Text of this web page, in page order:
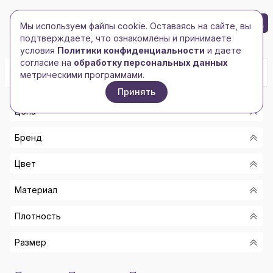
Toggle navigation
Toggle navigation
БРЕНД-ЛОГО 0
Главная/Спорт, отдых, туризм/Наборы для пикника
Цена
От
До
Бренд
-
APOLLO
HARD WORK
Цвет
ТЕМНО-КОРИЧНЕВЫЙ/БОРДОВЫЙ, СЕРЕБРИСТЫЙ
НАТУРАЛЬНЫЙ/СЕРЕБРИСТЫЙ, ЧЕРНЫЙ
ЧЕРНЫЙ С СЕРЕБРИСТЫМ
Материал
ПОЛИЭСТЕР/НЕРЖАВЕЮЩАЯ CТАЛЬ/ПЛАСТИК
СПЛИТ-КОЖА/НАТУРАЛЬНАЯ КОЖА/НЕРЖАВЕЮЩАЯ
Плотность
300D
Размер
Мы используем файлы cookie. Оставаясь на сайте, вы
подтверждаете, что ознакомлены и принимаете
условия Политики конфиденциальности и даете
согласие на обработку персональных данных
метрическими программами.
Принять